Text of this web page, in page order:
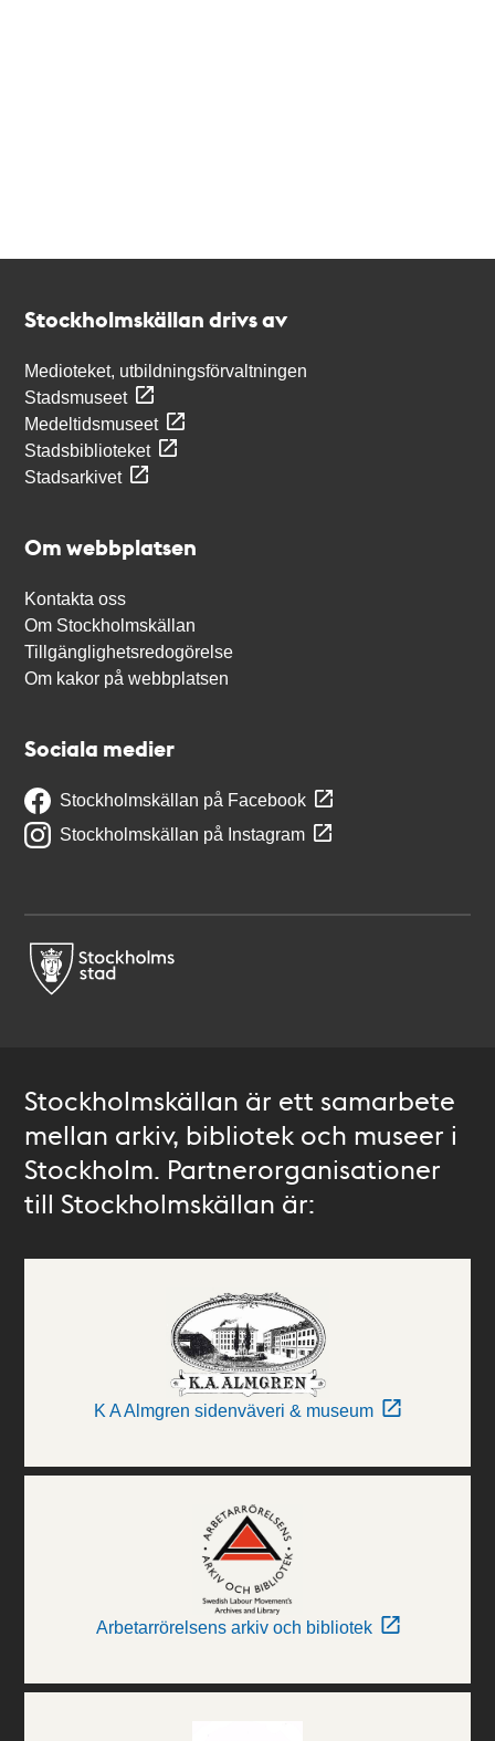
Stockholmskällan drivs av
Medioteket, utbildningsförvaltningen
Stadsmuseet
Medeltidsmuseet
Stadsbiblioteket
Stadsarkivet
Om webbplatsen
Kontakta oss
Om Stockholmskällan
Tillgänglighetsredogörelse
Om kakor på webbplatsen
Sociala medier
Stockholmskällan på Facebook
Stockholmskällan på Instagram
Stockholmskällan är ett samarbete
mellan arkiv, bibliotek och museer i
Stockholm. Partnerorganisationer
till Stockholmskällan är:
K A Almgren sidenväveri & museum
Arbetarrörelsens arkiv och bibliotek